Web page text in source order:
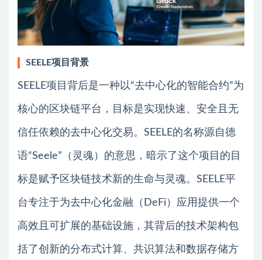
SEELE项目背景
SEELE项目背后是一种以“去中心化的智能合约”为
核心的区块链平台，目标是实现快速、安全且无
信任依赖的去中心化交易。SEELE的名称源自德
语“Seele”（灵魂）的意思，暗示了这个项目的目
标是赋予区块链技术新的生命与灵魂。SEELE平
台专注于为去中心化金融（DeFi）应用提供一个
高效且可扩展的基础设施，其背后的技术架构包
括了创新的分布式计算、共识算法和数据存储方